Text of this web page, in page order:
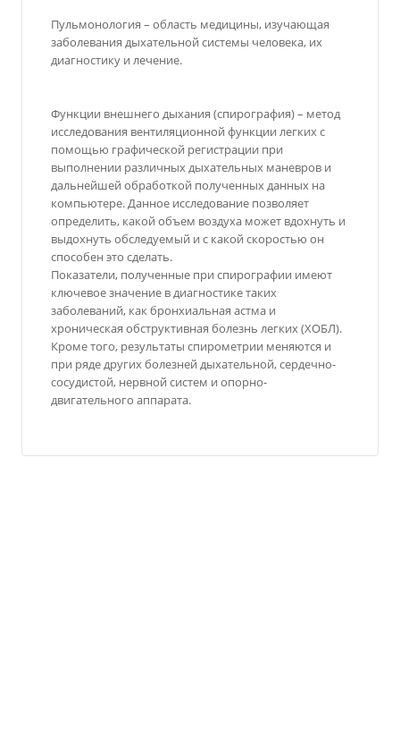
Пульмонология – область медицины, изучающая
заболевания дыхательной системы человека, их
диагностику и лечение.
Функции внешнего дыхания (спирография) – метод
исследования вентиляционной функции легких с
помощью графической регистрации при
выполнении различных дыхательных маневров и
дальнейшей обработкой полученных данных на
компьютере. Данное исследование позволяет
определить, какой объем воздуха может вдохнуть и
выдохнуть обследуемый и с какой скоростью он
способен это сделать.
Показатели, полученные при спирографии имеют
ключевое значение в диагностике таких
заболеваний, как бронхиальная астма и
хроническая обструктивная болезнь легких (ХОБЛ).
Кроме того, результаты спирометрии меняются и
при ряде других болезней дыхательной, сердечно-
сосудистой, нервной систем и опорно-
двигательного аппарата.